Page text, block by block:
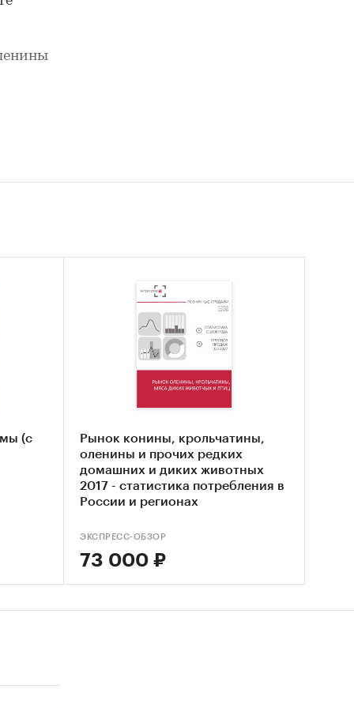
2024
и
(с
Рынок конины, крольчатины,
оленины и прочих редких
домашних и диких животных
2017 - статистика потребления в
России и регионах
ЭКСПРЕСС-ОБЗОР
73 000 ₽